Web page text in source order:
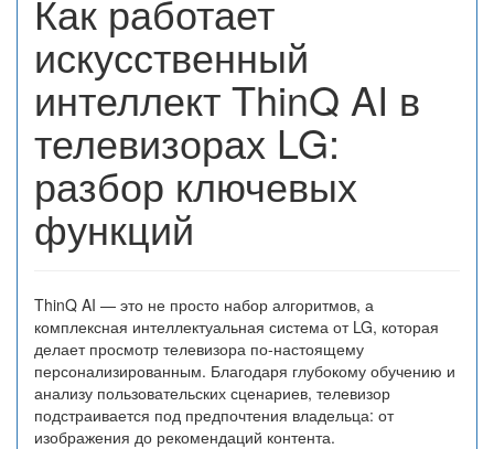
Как работает
искусственный
интеллект ThinQ AI в
телевизорах LG:
разбор ключевых
функций
ThinQ AI — это не просто набор алгоритмов, а
комплексная интеллектуальная система от LG, которая
делает просмотр телевизора по-настоящему
персонализированным. Благодаря глубокому обучению и
анализу пользовательских сценариев, телевизор
подстраивается под предпочтения владельца: от
изображения до рекомендаций контента.